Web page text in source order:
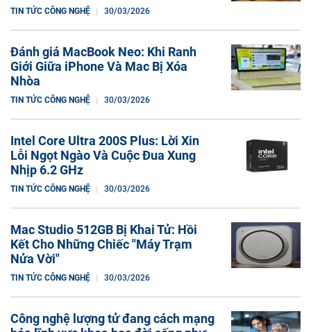
TIN TỨC CÔNG NGHỆ 30/03/2026
Đánh giá MacBook Neo: Khi Ranh
Giới Giữa iPhone Và Mac Bị Xóa
Nhòa
TIN TỨC CÔNG NGHỆ 30/03/2026
Intel Core Ultra 200S Plus: Lời Xin
Lỗi Ngọt Ngào Và Cuộc Đua Xung
Nhịp 6.2 GHz
TIN TỨC CÔNG NGHỆ 30/03/2026
Mac Studio 512GB Bị Khai Tử: Hồi
Kết Cho Những Chiếc "Máy Trạm
Nửa Vời"
TIN TỨC CÔNG NGHỆ 30/03/2026
Công nghệ lượng tử đang cách mạng